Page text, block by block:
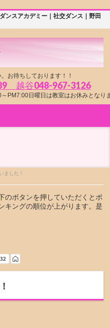
スアカデミー｜社交ダンス｜野田
お待ちしております！！
越谷048-967-3126
PM7:00日曜日は教室はお休みとなり
ました！
のボタンを押していただくとポ
キングの順位が上がります。是